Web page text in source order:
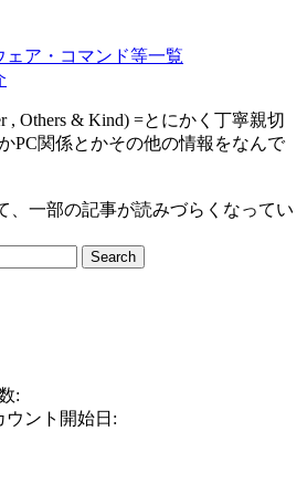
ア・コマンド等一覧
, Others & Kind) =とにかく丁寧親切
PC関係とかその他の情報をなんで
、一部の記事が読みづらくなってい
:
ウント開始日: